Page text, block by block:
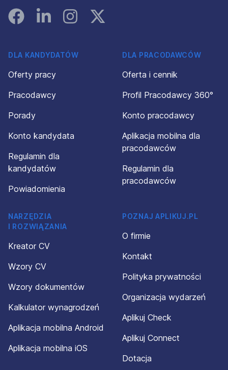
FacebookLinked InInstagramInstagram
DLA KANDYDATÓW
Oferty pracy
Pracodawcy
Porady
Konto kandydata
Regulamin dla
kandydatów
Powiadomienia
DLA PRACODAWCÓW
Oferta i cennik
Profil Pracodawcy 360°
Konto pracodawcy
Aplikacja mobilna dla
pracodawców
Regulamin dla
pracodawców
NARZĘDZIA
I ROZWIĄZANIA
Kreator CV
Wzory CV
Wzory dokumentów
Kalkulator wynagrodzeń
Aplikacja mobilna Android
Aplikacja mobilna iOS
POZNAJ APLIKUJ.PL
O firmie
Kontakt
Polityka prywatności
Organizacja wydarzeń
Aplikuj Check
Aplikuj Connect
Dotacja